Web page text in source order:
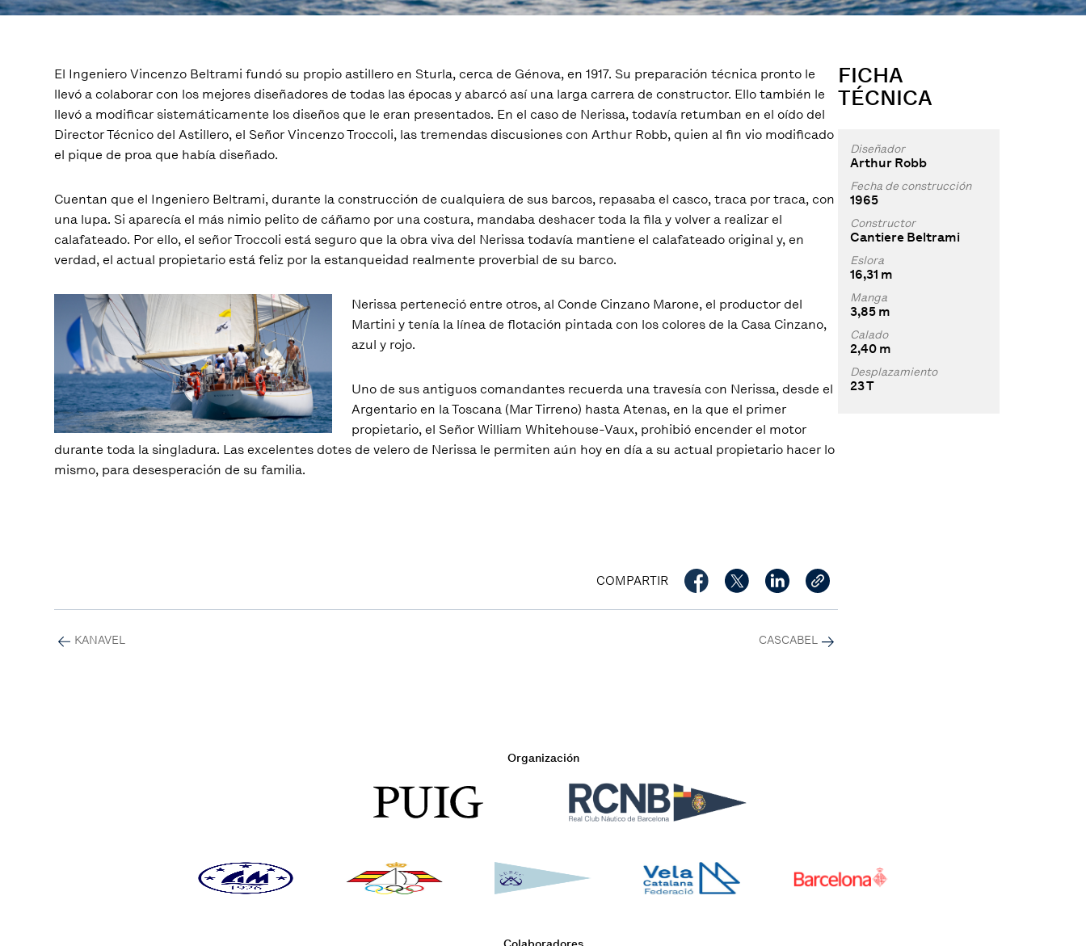
El Ingeniero Vincenzo Beltrami fundó su propio astillero en Sturla, cerca de Génova, en 1917. Su preparación técnica pronto le
llevó a colaborar con los mejores diseñadores de todas las épocas y abarcó así una larga carrera de constructor. Ello también le
llevó a modificar sistemáticamente los diseños que le eran presentados. En el caso de Nerissa, todavía retumban en el oído del
Director Técnico del Astillero, el Señor Vincenzo Troccoli, las tremendas discusiones con Arthur Robb, quien al fin vio modificado
el pique de proa que había diseñado.
Cuentan que el Ingeniero Beltrami, durante la construcción de cualquiera de sus barcos, repasaba el casco, traca por traca, con
una lupa. Si aparecía el más nimio pelito de cáñamo por una costura, mandaba deshacer toda la fila y volver a realizar el
calafateado. Por ello, el señor Troccoli está seguro que la obra viva del Nerissa todavía mantiene el calafateado original y, en
verdad, el actual propietario está feliz por la estanqueidad realmente proverbial de su barco.
Nerissa perteneció entre otros, al Conde Cinzano Marone, el productor del
Martini y tenía la línea de flotación pintada con los colores de la Casa Cinzano,
azul y rojo.
Uno de sus antiguos comandantes recuerda una travesía con Nerissa, desde el
Argentario en la Toscana (Mar Tirreno) hasta Atenas, en la que el primer
propietario, el Señor William Whitehouse-Vaux, prohibió encender el motor
durante toda la singladura. Las excelentes dotes de velero de Nerissa le permiten aún hoy en día a su actual propietario hacer lo
mismo, para desesperación de su familia.
COMPARTIR
KANAVEL CASCABEL
FICHA
TÉCNICA
Diseñador
Arthur Robb
Fecha de construcción
1965
Constructor
Cantiere Beltrami
Eslora
16,31 m
Manga
3,85 m
Calado
2,40 m
Desplazamiento
23 T
Organización